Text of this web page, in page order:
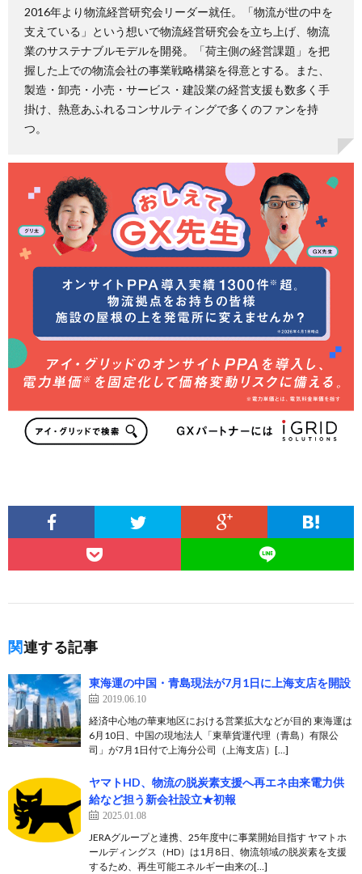
2016年より物流経営研究会リーダー就任。「物流が世の中を
支えている」という想いで物流経営研究会を立ち上げ、物流
業のサステナブルモデルを開発。「荷主側の経営課題」を把
握した上での物流会社の事業戦略構築を得意とする。また、
製造・卸売・小売・サービス・建設業の経営支援も数多く手
掛け、熱意あふれるコンサルティングで多くのファンを持
つ。
関連する記事
東海運の中国・青島現法が7月1日に上海支店を開設
2019.06.10
経済中心地の華東地区における営業拡大などが目的 東海運は
6月10日、中国の現地法人「東華貨運代理（青島）有限公
司」が7月1日付で上海分公司（上海支店）[…]
ヤマトHD、物流の脱炭素支援へ再エネ由来電力供
給など担う新会社設立★初報
2025.01.08
JERAグループと連携、25年度中に事業開始目指す ヤマトホ
ールディングス（HD）は1月8日、物流領域の脱炭素を支援
するため、再生可能エネルギー由来の[…]